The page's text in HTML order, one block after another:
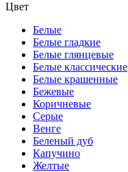
Цвет
Белые
Белые гладкие
Белые глянцевые
Белые классические
Белые крашенные
Бежевые
Коричневые
Серые
Венге
Беленый дуб
Капучино
Желтые